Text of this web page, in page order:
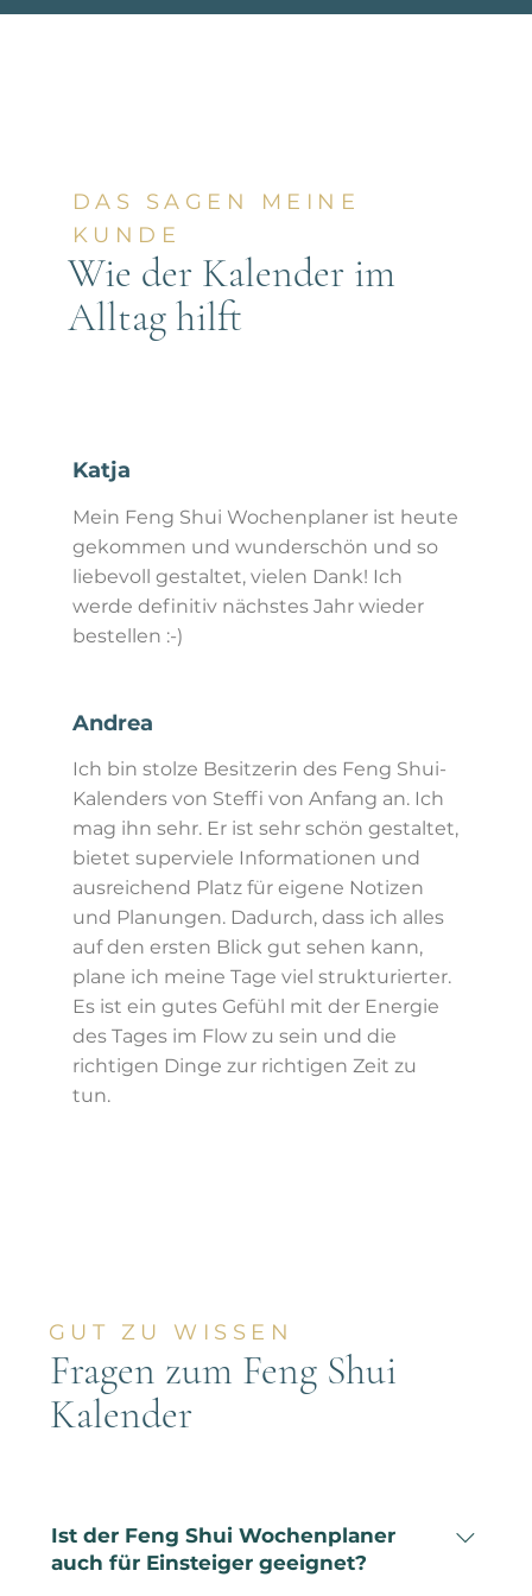
DAS SAGEN MEINE
KUNDE
Wie der Kalender im
Alltag hilft
Katja
Mein Feng Shui Wochenplaner ist heute
gekommen und wunderschön und so
liebevoll gestaltet, vielen Dank! Ich
werde definitiv nächstes Jahr wieder
bestellen :-)
Andrea
Ich bin stolze Besitzerin des Feng Shui-
Kalenders von Steffi von Anfang an. Ich
mag ihn sehr. Er ist sehr schön gestaltet,
bietet superviele Informationen und
ausreichend Platz für eigene Notizen
und Planungen. Dadurch, dass ich alles
auf den ersten Blick gut sehen kann,
plane ich meine Tage viel strukturierter.
Es ist ein gutes Gefühl mit der Energie
des Tages im Flow zu sein und die
richtigen Dinge zur richtigen Zeit zu
tun.
GUT ZU WISSEN
Fragen zum Feng Shui
Kalender
Ist der Feng Shui Wochenplaner
auch für Einsteiger geeignet?